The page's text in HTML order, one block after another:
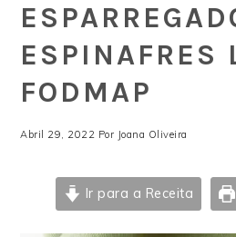
ESPINAFRES
FODMAP
Abril 29, 2022 Por Joana Oliveira
Ir para a Receita